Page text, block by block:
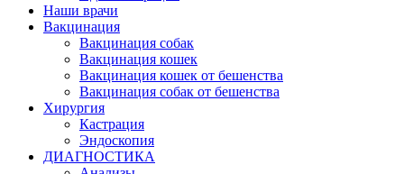
Наши врачи
Вакцинация
Вакцинация собак
Вакцинация кошек
Вакцинация кошек от бешенства
Вакцинация собак от бешенства
Хирургия
Кастрация
Эндоскопия
ДИАГНОСТИКА